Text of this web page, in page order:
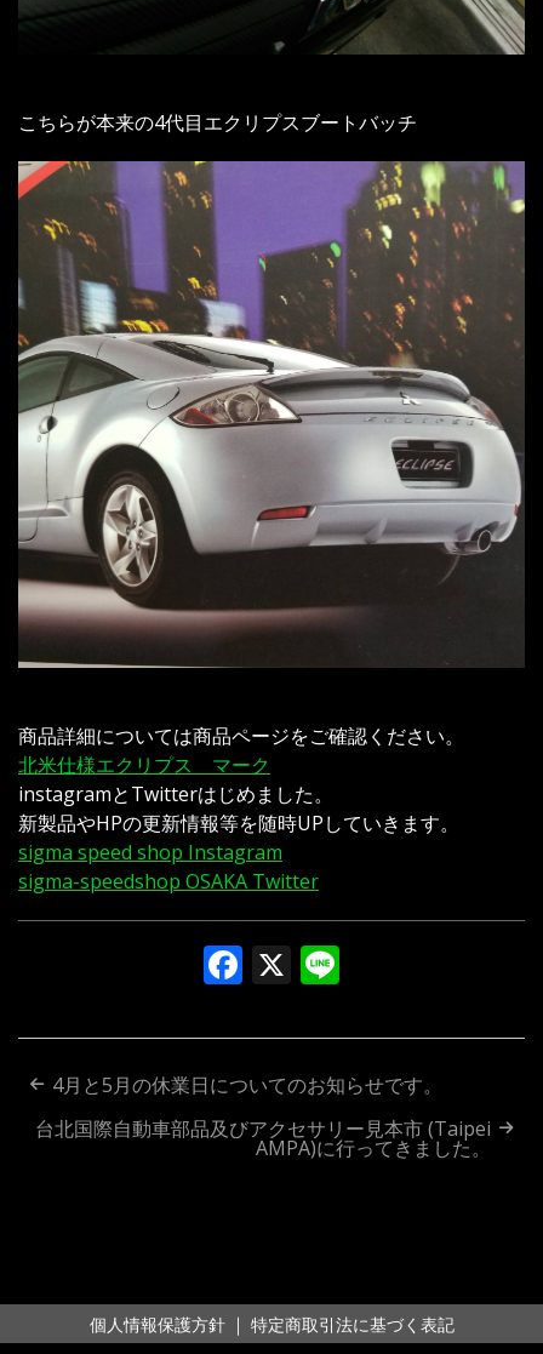
こちらが本来の4代目エクリプスブートバッチ
商品詳細については商品ページをご確認ください。
北米仕様エクリプス マーク
instagramとTwitterはじめました。
新製品やHPの更新情報等を随時UPしていきます。
sigma speed shop Instagram
sigma-speedshop OSAKA Twitter
Facebook
X
投
稿
ー
シ
4月と5月の休業日についてのお知らせです。
台北国際自動車部品及びアクセサリー見本市 (Taipei
AMPA)に行ってきました。
個人情報保護方針 ｜ 特定商取引法に基づく表記